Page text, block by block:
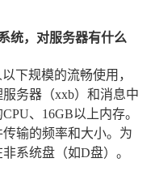
统，对服务器有什么
下规模的流畅使用，
务器（xxb）和消息中
、16GB以上内存。
输的频率和大小。为
系统盘（如D盘）。